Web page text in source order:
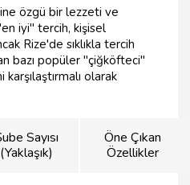
özgü bir lezzeti ve
iyi" tercih, kişisel
Rize'de sıklıkla tercih
bazı popüler "çiğköfteci"
olarak
Sayısı
(Yaklaşık)
Öne Çıkan
Özellikler